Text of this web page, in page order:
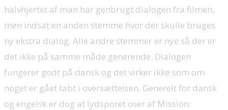
halvhjertet af man har genbrugt dialogen fra filmen,
men indsat en anden stemme hvor der skulle bruges
ny ekstra dialog. Alle andre stemmer er nye så der er
det ikke på samme måde generende. Dialogen
fungerer godt på dansk og det virker ikke som om
noget er gået tabt i oversættelsen. Generelt for dansk
og engelsk er dog at lydsporet oser af Mission: